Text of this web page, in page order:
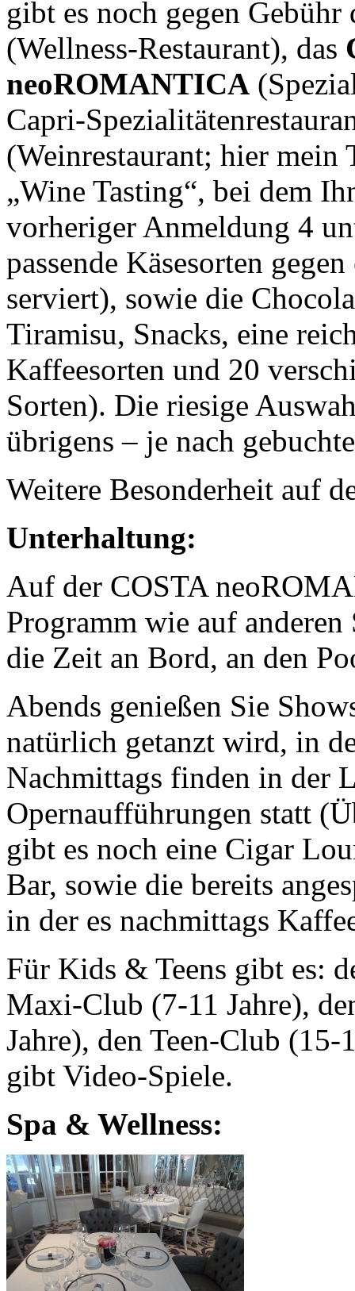
gibt es noch gegen Gebühr
(Wellness-Restaurant), das
neoROMANTICA
Capri-
(Weinrestaurant; hier mein
„Wine Tasting“, bei dem
vorheriger Anmeldung 4
passende Käsesorten
serviert), sowie die
Tiramisu, Snacks, eine
Kaffeesorten und 20
Sorten). Die riesige
übrigens – je nach
Weitere Besonderheit auf
Unterhaltung:
Auf der COSTA
Programm wie auf
die Zeit an Bord, an den
Abends genießen Sie
natürlich getanzt wird, in
Nachmittags finden in der
Opernaufführungen statt
gibt es noch eine Cigar
Bar, sowie die bereits
in der es nachmittags
Für Kids & Teens gibt es:
Maxi-Club (7-11 Jahre),
Jahre), den Teen-Club
gibt Video-Spiele.
Spa & Wellness: